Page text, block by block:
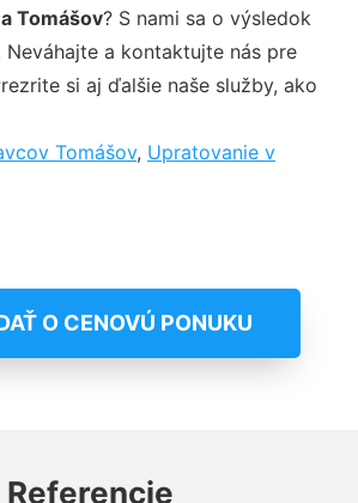
Tomášov? S nami sa o výsledok
Neváhajte a kontaktujte nás pre
si aj ďalšie naše služby, ako
Tomášov, Upratovanie v
O CENOVÚ PONUKU
Referencie